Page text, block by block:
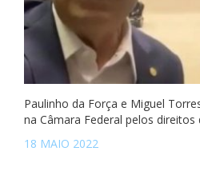
Paulinho da Força e Miguel
na Câmara Federal pelos
18 MAIO 2022